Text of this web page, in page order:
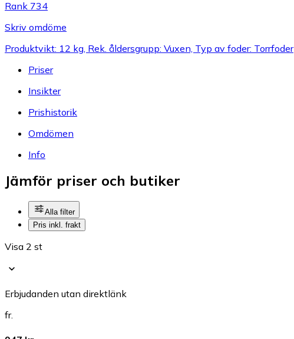
Rank 734
Skriv omdöme
Produktvikt: 12 kg, Rek. åldersgrupp: Vuxen, Typ av foder: Torrfoder
Priser
Insikter
Prishistorik
Omdömen
Info
Jämför priser och butiker
Alla filter
Pris inkl. frakt
Visa 2 st
Erbjudanden utan direktlänk
fr.